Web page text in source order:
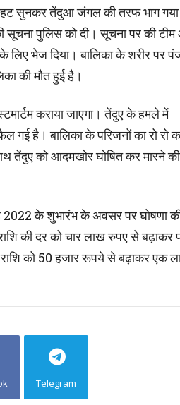
आहट सुनकर तेंदुआ जंगल की तरफ भाग
सूचना पुलिस को दी। सूचना पर की
भेज दिया। बालिका के शरीर पर
की मौत हुई है।
कराया जाएगा। तेंदुए के हमले में
गई है। बालिका के परिजनों का रो रो
तेंदुए को आदमखोर घोषित कर मारने की
2022 के शुभारंभ के अवसर पर घोषणा
की दर को चार लाख रुपए से बढ़ाकर
को 50 हजार रूपये से बढ़ाकर एक
Telegram